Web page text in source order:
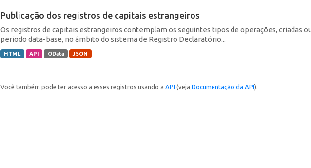
Publicação dos registros de capitais estrangeiros
Os registros de capitais estrangeiros contemplam os seguintes tipos de operações, criadas
período data-base, no âmbito do sistema de Registro Declaratório...
HTML API OData JSON
Você também pode ter acesso a esses registros usando a API (veja Documentação da API).